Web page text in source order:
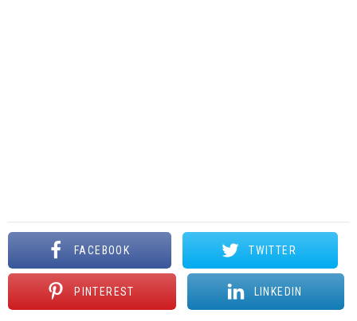
FACEBOOK TWITTER
PINTEREST LINKEDIN